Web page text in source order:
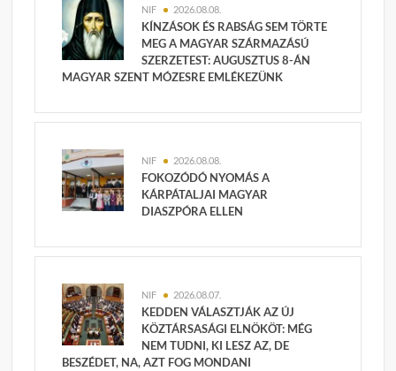
NIF 2026.08.08.
KÍNZÁSOK ÉS RABSÁG SEM TÖRTE
MEG A MAGYAR SZÁRMAZÁSÚ
SZERZETEST: AUGUSZTUS 8-ÁN
MAGYAR SZENT MÓZESRE EMLÉKEZÜNK
NIF 2026.08.08.
FOKOZÓDÓ NYOMÁS A
KÁRPÁTALJAI MAGYAR
DIASZPÓRA ELLEN
NIF 2026.08.07.
KEDDEN VÁLASZTJÁK AZ ÚJ
KÖZTÁRSASÁGI ELNÖKÖT: MÉG
NEM TUDNI, KI LESZ AZ, DE
BESZÉDET, NA, AZT FOG MONDANI